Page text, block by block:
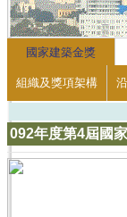
國家建築金獎
組織及獎項架構
092年度第4屆國